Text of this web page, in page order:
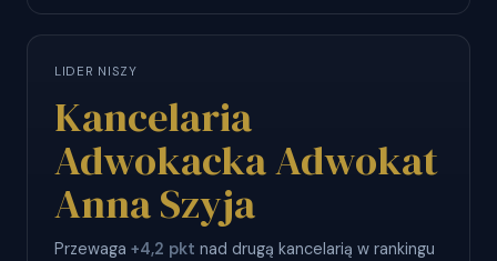
LIDER NISZY
Kancelaria
Adwokacka Adwokat
Anna Szyja
Przewaga +4,2 pkt nad drugą kancelarią w rankingu